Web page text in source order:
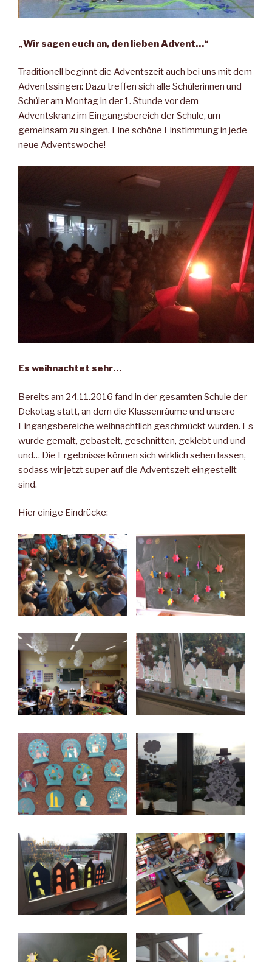
„Wir sagen euch an, den lieben Advent…“
Traditionell beginnt die Adventszeit auch bei uns mit dem
Adventssingen: Dazu treffen sich alle Schülerinnen und
Schüler am Montag in der 1. Stunde vor dem
Adventskranz im Eingangsbereich der Schule, um
gemeinsam zu singen. Eine schöne Einstimmung in jede
neue Adventswoche!
Es weihnachtet sehr…
Bereits am 24.11.2016 fand in der gesamten Schule der
Dekotag statt, an dem die Klassenräume und unsere
Eingangsbereiche weihnachtlich geschmückt wurden. Es
wurde gemalt, gebastelt, geschnitten, geklebt und und
und… Die Ergebnisse können sich wirklich sehen lassen,
sodass wir jetzt super auf die Adventszeit eingestellt
sind.
Hier einige Eindrücke: